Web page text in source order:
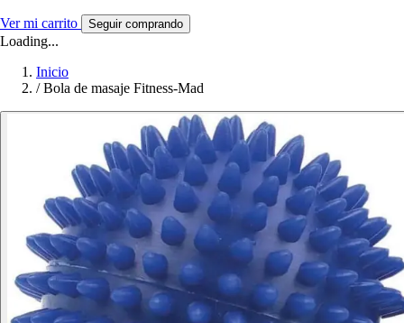
Ver mi carrito Seguir comprando
Loading...
Inicio
/ Bola de masaje Fitness-Mad